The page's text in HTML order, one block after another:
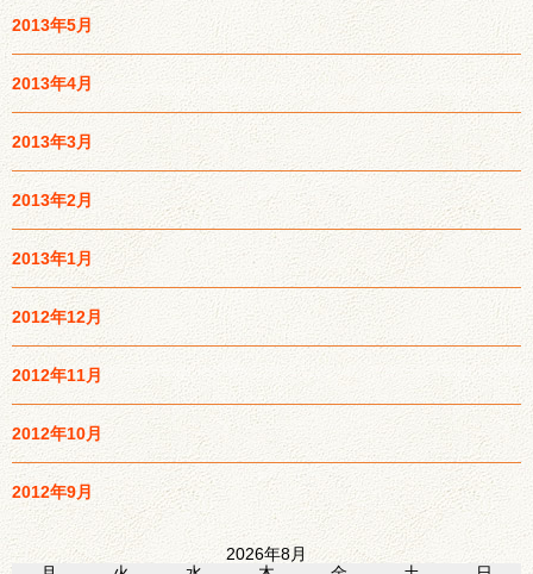
2013年5月
2013年4月
2013年3月
2013年2月
2013年1月
2012年12月
2012年11月
2012年10月
2012年9月
2026年8月